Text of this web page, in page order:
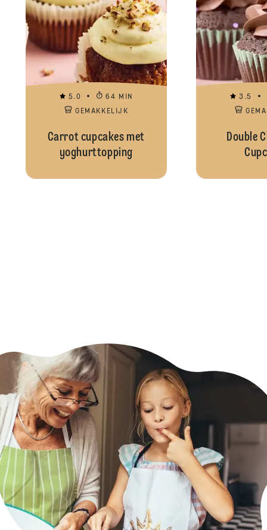
5.0
64 MIN
GEMAKKELIJK
Carrot cupcakes met
yoghurttopping
3.5
Double